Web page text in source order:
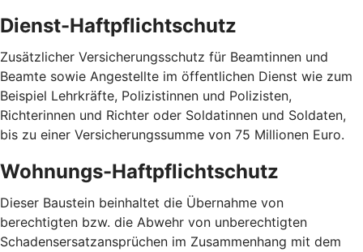
Dienst-Haftpflichtschutz
Zusätzlicher Versicherungsschutz für Beamtinnen und
Beamte sowie Angestellte im öffentlichen Dienst wie zum
Beispiel Lehrkräfte, Polizistinnen und Polizisten,
Richterinnen und Richter oder Soldatinnen und Soldaten,
bis zu einer Versicherungssumme von 75 Millionen Euro.
Wohnungs-Haftpflichtschutz
Dieser Baustein beinhaltet die Übernahme von
berechtigten bzw. die Abwehr von unberechtigten
Schadensersatzansprüchen im Zusammenhang mit dem